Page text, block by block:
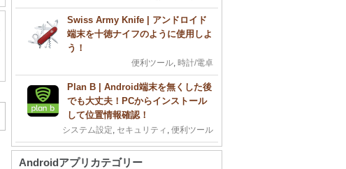
Swiss Army Knife | アンドロイド
端末を十徳ナイフのように使用しよ
う！
便利ツール, 時計/電卓
Plan B | Android端末を無くした後
でも大丈夫！PCからインストール
して位置情報確認！
システム設定, セキュリティ , 便利ツール
Androidアプリカテゴリー